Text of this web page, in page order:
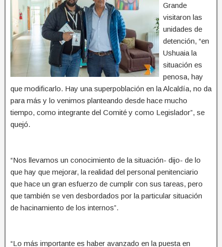
Grande
visitaron las
unidades de
detención, “en
Ushuaia la
situación es
penosa, hay
que modificarlo. Hay una superpoblación en la Alcaldía, no da
para más y lo venimos planteando desde hace mucho
tiempo, como integrante del Comité y como Legislador”, se
quejó.
“Nos llevamos un conocimiento de la situación- dijo- de lo
que hay que mejorar, la realidad del personal penitenciario
que hace un gran esfuerzo de cumplir con sus tareas, pero
que también se ven desbordados por la particular situación
de hacinamiento de los internos”.
“Lo más importante es haber avanzado en la puesta en